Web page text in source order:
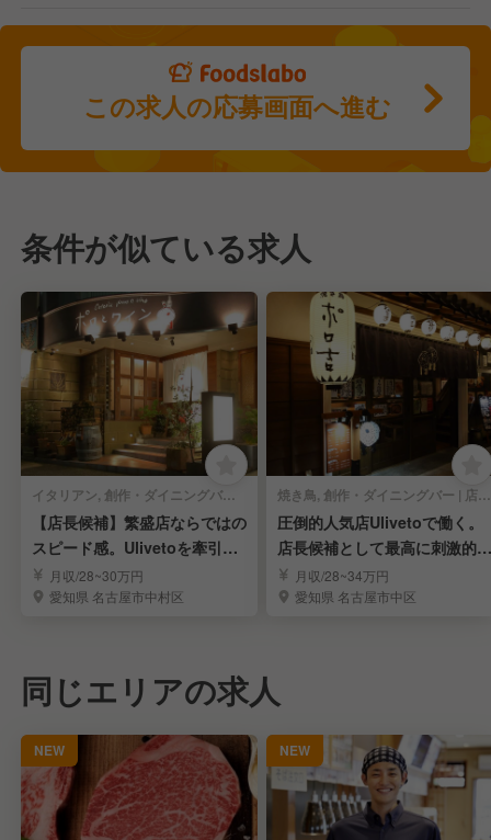
この求人の応募画面へ進む
条件が似ている求人
イタリアン, 創作・ダイニングバー | 店長・店長候補
【店長候補】繁盛店ならではの
スピード感。Ulivetoを牽引す
る仲間募集
月収/28~30万円
愛知県 名古屋市中村区
焼き鳥, 創作・ダイニングバー | 店長・店長候補
圧倒的人気店Ulivetoで働く。
店長候補として最高に刺激的な
現場を体感
月収/28~34万円
愛知県 名古屋市中区
同じエリアの求人
NEW NEW